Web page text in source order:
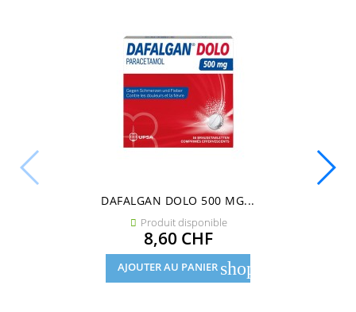
DAFALGAN DOLO 500 MG...
 Produit disponible
Prix
8,60 CHF
AJOUTER AU PANIER shopping_cart